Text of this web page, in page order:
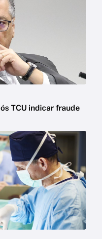
TCU indicar fraude